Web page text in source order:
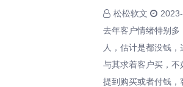
松松软文
去年客户情绪特别多
人，估计是都没钱
与其求着客户买，
提到购买或者付钱，